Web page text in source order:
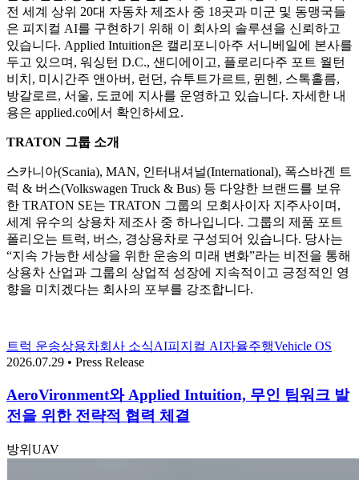
전 세계 상위 20대 자동차 제조사 중 18곳과 미군 및 동맹국들
은 피지컬 AI를 구현하기 위해 이 회사의 솔루션을 신뢰하고
있습니다. Applied Intuition은 캘리포니아주 서니베일에 본사를
두고 있으며, 워싱턴 D.C., 샌디에이고, 플로리다주 포트 월턴
비치, 미시간주 앤아버, 런던, 슈투트가르트, 뮌헨, 스톡홀름,
방갈로르, 서울, 도쿄에 지사를 운영하고 있습니다. 자세한 내
용은 applied.co에서 확인하세요.
TRATON 그룹 소개
스카니아(Scania), MAN, 인터내셔널(International), 폭스바겐 트
럭 & 버스(Volkswagen Truck & Bus) 등 다양한 브랜드를 보유
한 TRATON SE는 TRATON 그룹의 모회사이자 지주사이며,
세계 유수의 상용차 제조사 중 하나입니다. 그룹의 제품 포트
폴리오는 트럭, 버스, 경상용차로 구성되어 있습니다. 당사는
“지속 가능한 세상을 위한 운송의 미래 변화”라는 비전을 통해
상용차 산업과 그룹의 상업적 성장에 지속적이고 긍정적인 영
향을 미치겠다는 회사의 포부를 강조합니다.
트럭 운송상용차회사 소식AI피지컬 AI자율주행Vehicle OS
2026.07.29 • Press Release
AeroVironment와 Applied Intuition, 무인 팀워크 발
전을 위한 전략적 협력 체결
방위 UAV